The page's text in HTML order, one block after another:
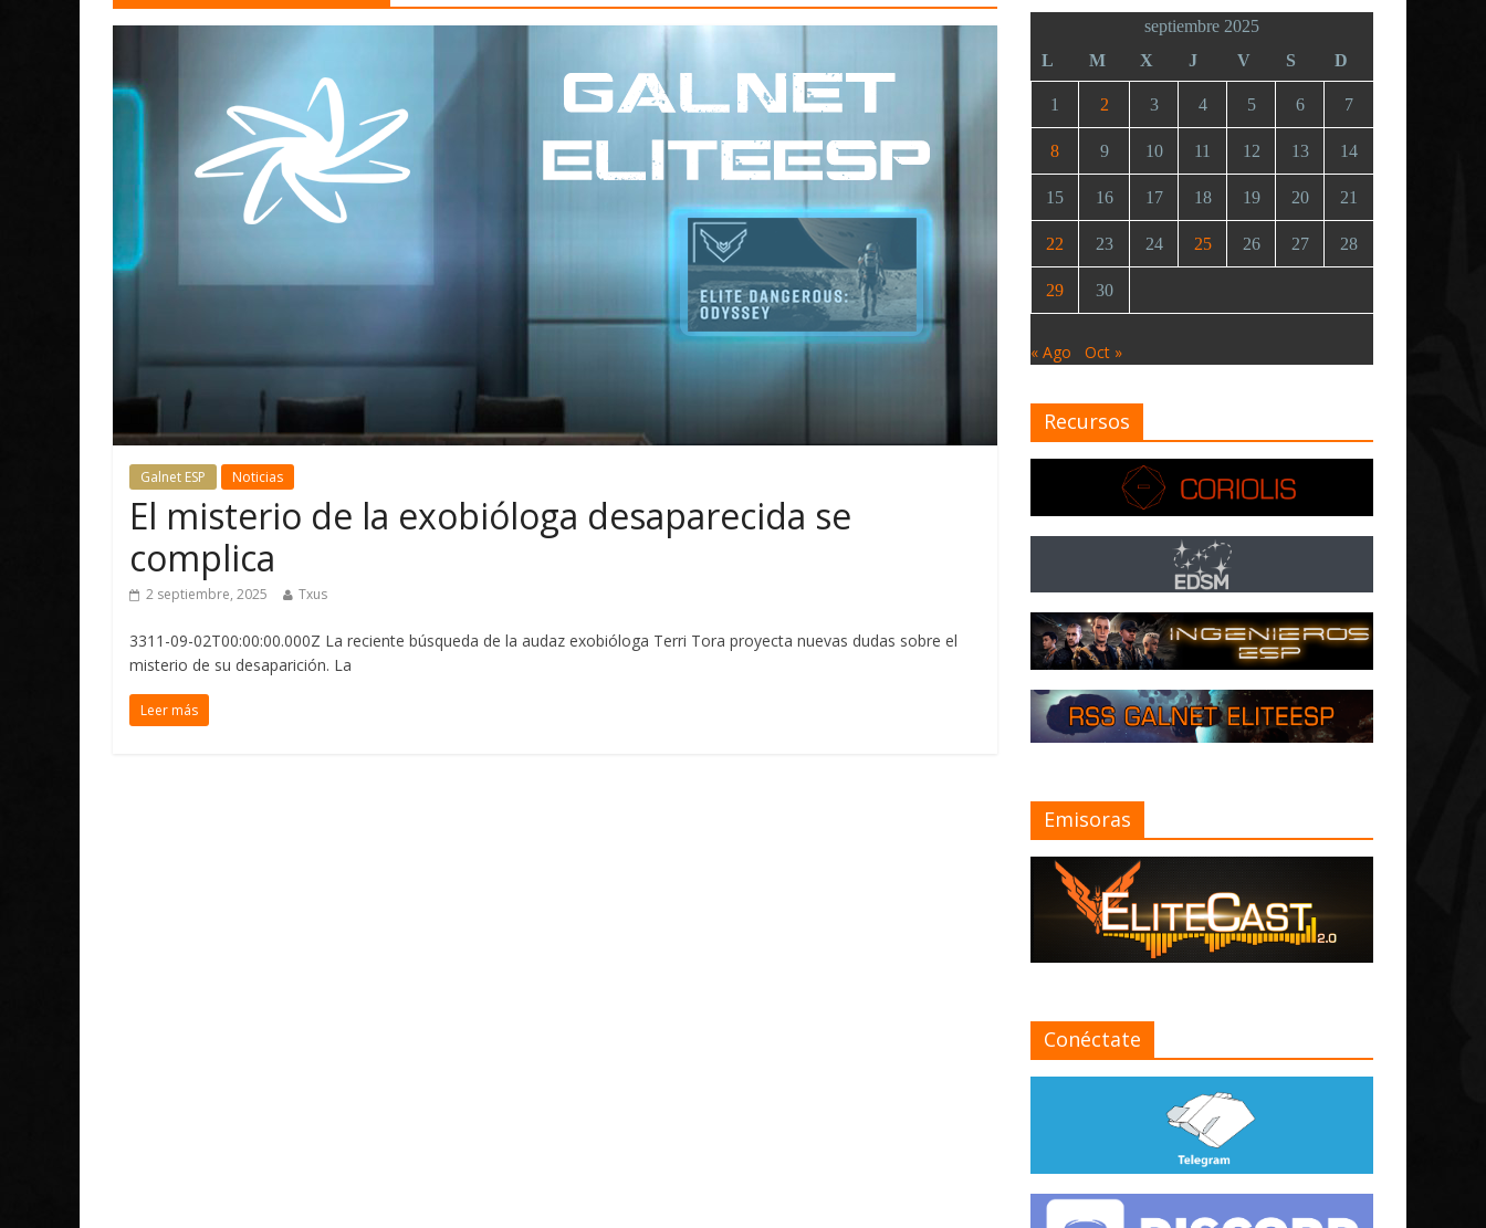
Galnet ESP Noticias
El misterio de la exobióloga desaparecida se
complica
2 septiembre, 2025 Txus
3311-09-02T00:00:00.000Z La reciente búsqueda de la audaz exobióloga Terri Tora proyecta nuevas dudas sobre el
misterio de su desaparición. La
Leer más
septiembre 2025
L
M X J V S D
1 2 3 4 5 6 7
8 9 10 11 12 13 14
15 16 17 18 19 20 21
22 23 24 25 26 27 28
29 30
« Ago Oct »
Recursos
Emisoras
Conéctate